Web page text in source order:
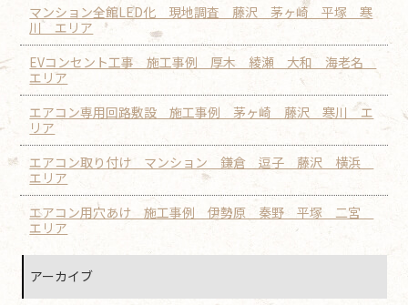
マンション全館LED化 現地調査 藤沢 茅ヶ崎 平塚 寒
川 エリア
EVコンセント工事 施工事例 厚木 綾瀬 大和 海老名
エリア
エアコン専用回路敷設 施工事例 茅ヶ崎 藤沢 寒川 エ
リア
エアコン取り付け マンション 鎌倉 逗子 藤沢 横浜
エリア
エアコン用穴あけ 施工事例 伊勢原 秦野 平塚 二宮
エリア
アーカイブ